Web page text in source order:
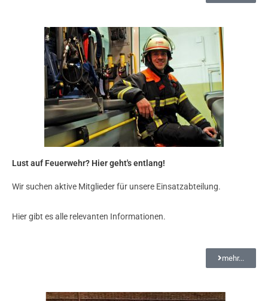
Lust auf Feuerwehr? Hier geht's entlang!
Wir suchen aktive Mitglieder für unsere Einsatzabteilung.
Hier gibt es alle relevanten Informationen.
mehr...